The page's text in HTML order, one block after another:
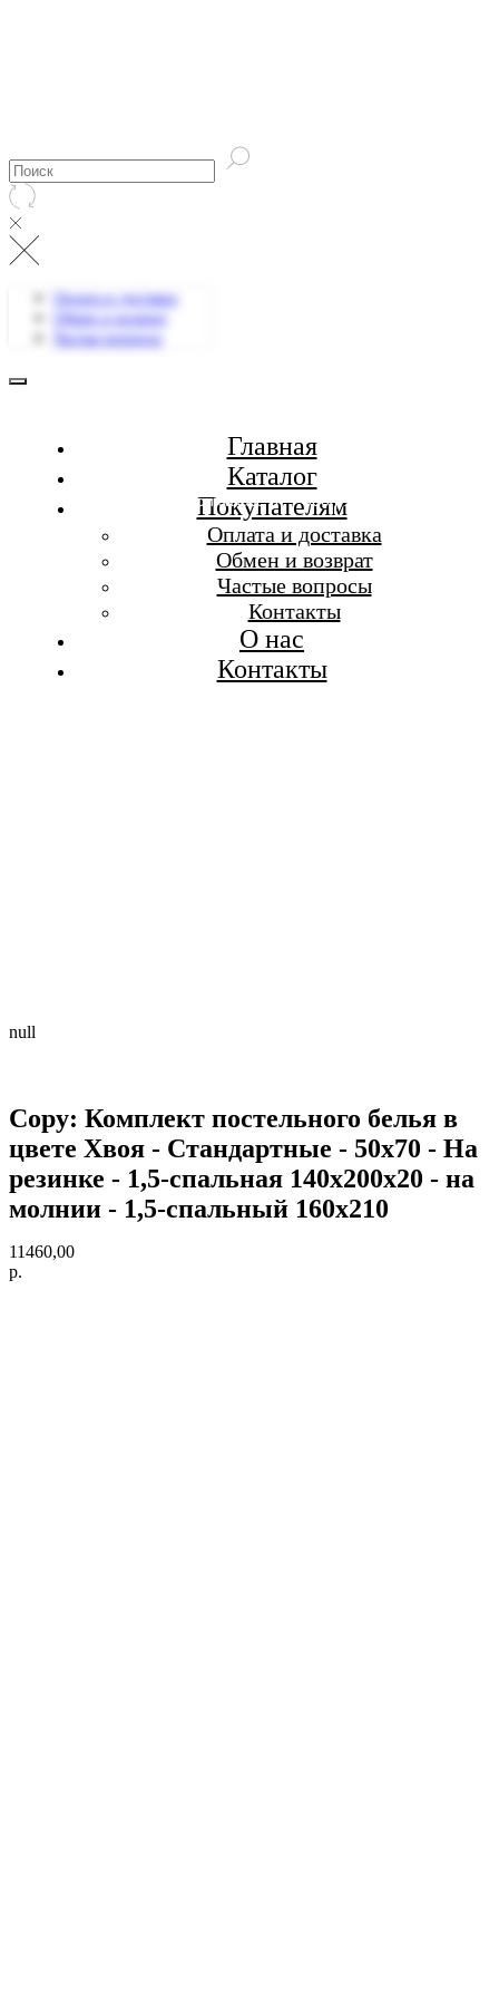
Бесплатная доставка при заказе от 7 000 р.
null
Оплата и доставка
Обмен и возврат
Частые вопросы
Главная
Каталог
Покупателям
Оплата и доставка
Обмен и возврат
Частые вопросы
Контакты
О нас
Контакты
Copy: Комплект постельного белья в
цвете Хвоя - Стандартные - 50х70 - На
резинке - 1,5-спальная 140х200х20 - на
молнии - 1,5-спальный 160х210
11460,00
р.